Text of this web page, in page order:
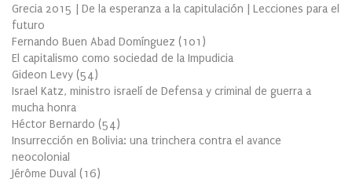
Grecia 2015 | De la esperanza a la capitulación | Lecciones para el
futuro
Fernando Buen Abad Domínguez (101 )
El capitalismo como sociedad de la Impudicia
Gideon Levy (54)
Israel Katz, ministro israelí de Defensa y criminal de guerra a
mucha honra
Héctor Bernardo (54)
Insurrección en Bolivia: una trinchera contra el avance
neocolonial
Jérôme Duval (16)